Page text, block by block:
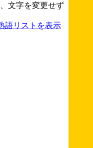
文字を変更せず
語リストを表示